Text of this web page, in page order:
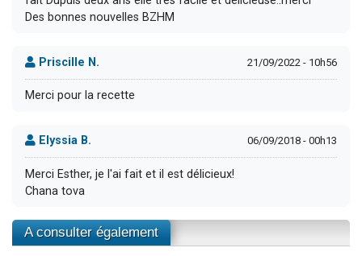
Des bonnes nouvelles BZHM
Priscille N. 21/09/2022 - 10h56
Merci pour la recette
Elyssia B. 06/09/2018 - 00h13
Merci Esther, je l'ai fait et il est délicieux!
Chana tova
A consulter également